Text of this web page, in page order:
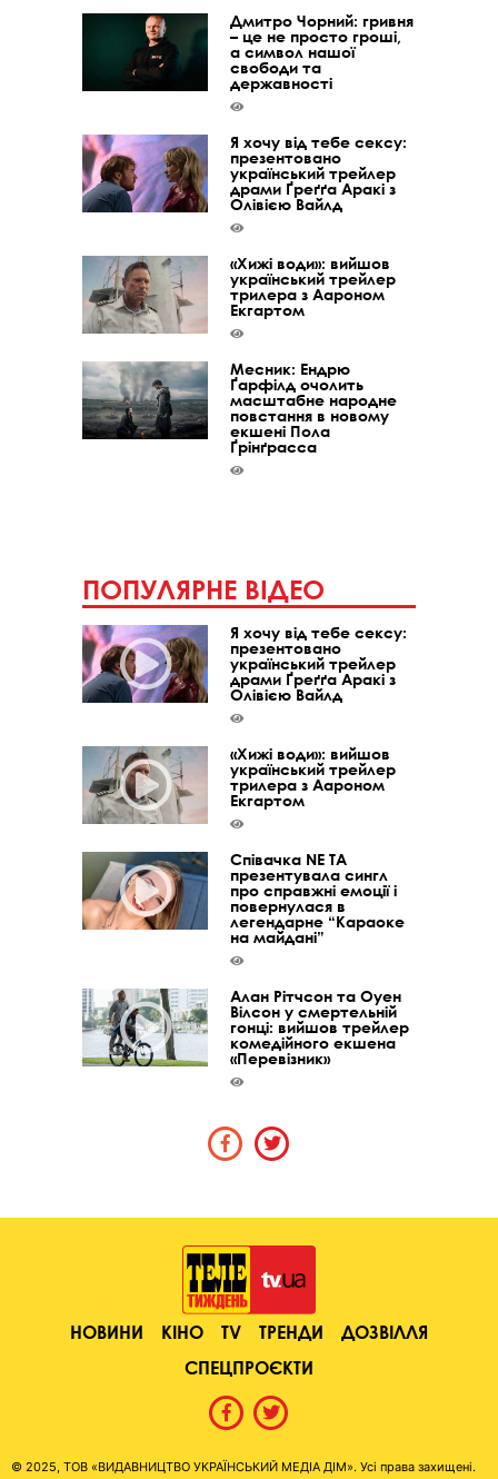
Дмитро Чорний: гривня
– це не просто гроші,
а символ нашої
свободи та
державності
Я хочу від тебе сексу:
презентовано
український трейлер
драми Ґреґґа Аракі з
Олівією Вайлд
«Хижі води»: вийшов
український трейлер
трилера з Аароном
Екгартом
Месник: Ендрю
Ґарфілд очолить
масштабне народне
повстання в новому
екшені Пола
Ґрінґрасса
ПОПУЛЯРНЕ ВІДЕО
Я хочу від тебе сексу:
презентовано
український трейлер
драми Ґреґґа Аракі з
Олівією Вайлд
«Хижі води»: вийшов
український трейлер
трилера з Аароном
Екгартом
Співачка NE TA
презентувала сингл
про справжні емоції і
повернулася в
легендарне “Караоке
на майдані”
Алан Рітчсон та Оуен
Вілсон у смертельній
гонці: вийшов трейлер
комедійного екшена
«Перевізник»
НОВИНИ КІНО TV ТРЕНДИ
ДОЗВІЛЛЯ
СПЕЦПРОЄКТИ
© 2025, ТОВ «ВИДАВНИЦТВО УКРАЇНСЬКИЙ МЕДІА ДІМ». Усі права захищені.